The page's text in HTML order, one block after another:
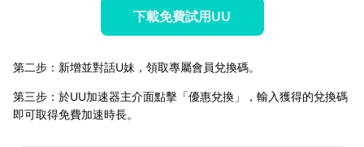
下載免費試用UU
第二步：新增並對話U妹，領取專屬會員兌換碼。
第三步：於UU加速器主介面點擊「優惠兌換」，輸入獲得的兌換碼
即可取得免費加速時長。